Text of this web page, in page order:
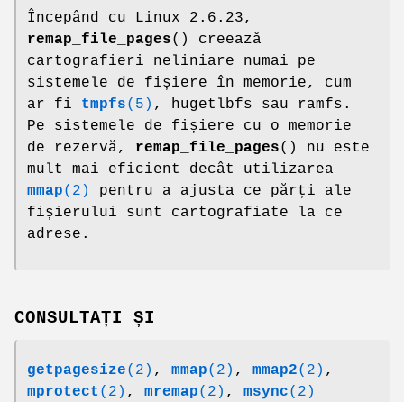
Începând cu Linux 2.6.23,
remap_file_pages() creează
cartografieri neliniare numai pe
sistemele de fișiere în memorie, cum
ar fi tmpfs(5) , hugetlbfs sau ramfs.
Pe sistemele de fișiere cu o memorie
de rezervă, remap_file_pages() nu este
mult mai eficient decât utilizarea
mmap(2)
pentru a ajusta ce părți ale
fișierului sunt cartografiate la ce
adrese.
CONSULTAȚI ȘI
getpagesize(2) , mmap(2) , mmap2(2) ,
mprotect (2) , mremap(2) , msync(2)